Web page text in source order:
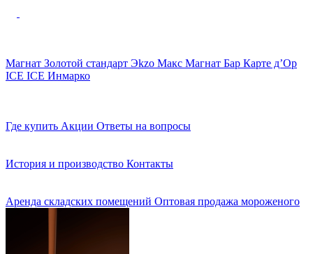
Магнат Золотой стандарт Эkzо Макс Магнат Бар Карте д’Ор
ICE ICE Инмарко
Где купить Акции Ответы на вопросы
История и производство Контакты
Аренда складских помещений Оптовая продажа мороженого